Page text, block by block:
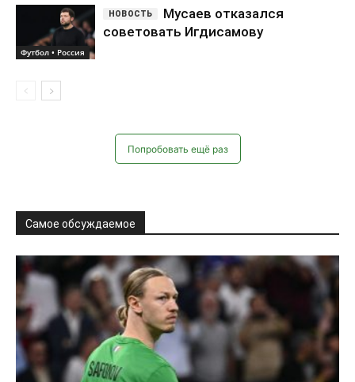
Футбол • Россия
Мусаев отказался
советовать Игдисамову
Попробовать ещё раз
Самое обсуждаемое